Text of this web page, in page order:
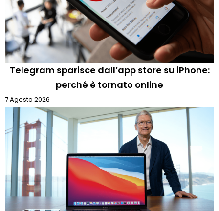
Telegram sparisce dall’app store su iPhone:
perché è tornato online
7 Agosto 2026